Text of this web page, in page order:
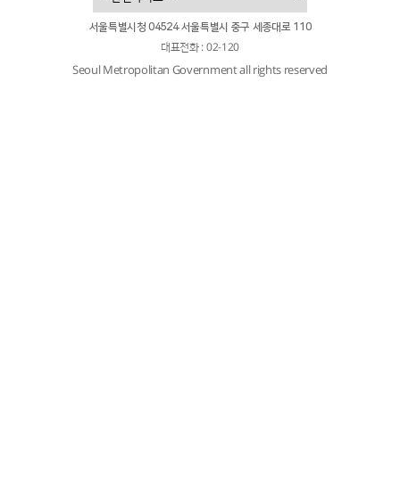
서울특별시청 04524 서울특별시 중구 세종대로 110
대표전화 : 02-120
Seoul Metropolitan Government all rights reserved